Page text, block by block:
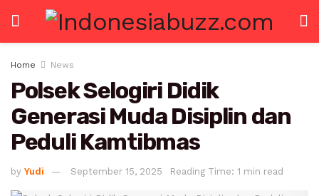
Home News
Polsek Selogiri Didik
Generasi Muda Disiplin dan
Peduli Kamtibmas
by Yudi September 15, 2025 Reading Time: 1 min read